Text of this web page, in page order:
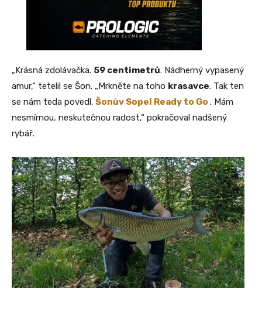
„Krásná zdolávačka. 59 centimetrů. Nádherný vypasený
amur,“ tetelil se Šon. „Mrkněte na toho krasavce. Tak ten
se nám teda povedl. Šonův Sopel Ready to Go . Mám
nesmírnou, neskutečnou radost,“ pokračoval nadšený
rybář.